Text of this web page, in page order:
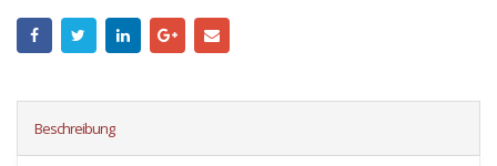
Beschreibung